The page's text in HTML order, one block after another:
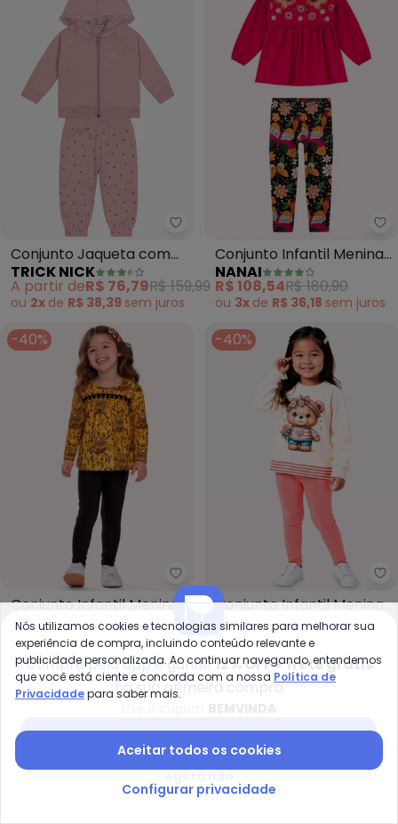
Trick Nick - Conjunto Jaqueta
Conjunto Jaqueta com
Capuz e Calca (Rosa)
TRICK NICK
A partir deR$ 76,79R$ 159,99
ou 2x de R$ 38,39 sem juros
Conjunto Infantil Menina
Estampa (Rosa)
NANAI
R$ 108,54R$ 180,90
ou 3x de R$ 36,18 sem juros
-40%
Nanai - Conjunto Infantil
Conjunto Infantil Menina
Ursinhos (Amarelo)
NANAI
R$ 92,94R$ 154,90
ou3xdeR$ 30,98semjuros
-40%
Conjunto Infantil Menina
Ursinho (Bege)
KYLY
R$ 101,34R$ 168,90
ou3x deR$ 33,78 sem
-50%
Compre pelo app e ganhe12% OFF + frete grátis
na sua primeira compra
Nós utilizamos cookies e tecnologias similares para melhorar sua
experiência de compra, incluindo conteúdo relevante e
publicidade personalizada. Ao continuar navegando, entendemos
que você está ciente e concorda com a nossa Política de
Privacidadepara saber mais.
Aceitar todos os cookies
Configurar privacidade